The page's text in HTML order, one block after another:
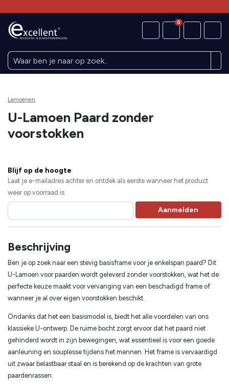
0
Lamoenen
U-Lamoen Paard zonder
voorstokken
Blijf op de hoogte
Laat je e-mailadres achter en ontdek als eerste wanneer het product
weer op voorraad is.
Aanmelden
Beschrijving
Ben je op zoek naar een stevig basisframe voor je enkelspan paard? Dit
U-Lamoen voor paarden wordt geleverd zonder voorstokken, wat het de
perfecte keuze maakt voor vervanging van een beschadigd frame of
wanneer je al over eigen voorstokken beschikt.
Ondanks dat het een basismodel is, biedt het alle voordelen van ons
klassieke U-ontwerp. De ruime bocht zorgt ervoor dat het paard niet
gehinderd wordt in zijn bewegingen, wat essentieel is voor een goede
aanleuning en souplesse tijdens het mennen. Het frame is vervaardigd
uit zwaar belastbaar staal en is berekend op de krachten van grote
paardenrassen.